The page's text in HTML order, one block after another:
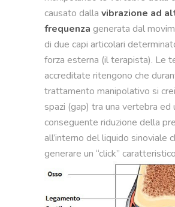
causato dalla vibrazione ad
frequenza generata dal
di due capi articolari
forza esterna (il terapista). Le
accreditate ritengono che
trattamento manipolativo si
spazi (gap) tra una vertebra ed
conseguente riduzione della
all’interno del liquido sinoviale
generare un “click”